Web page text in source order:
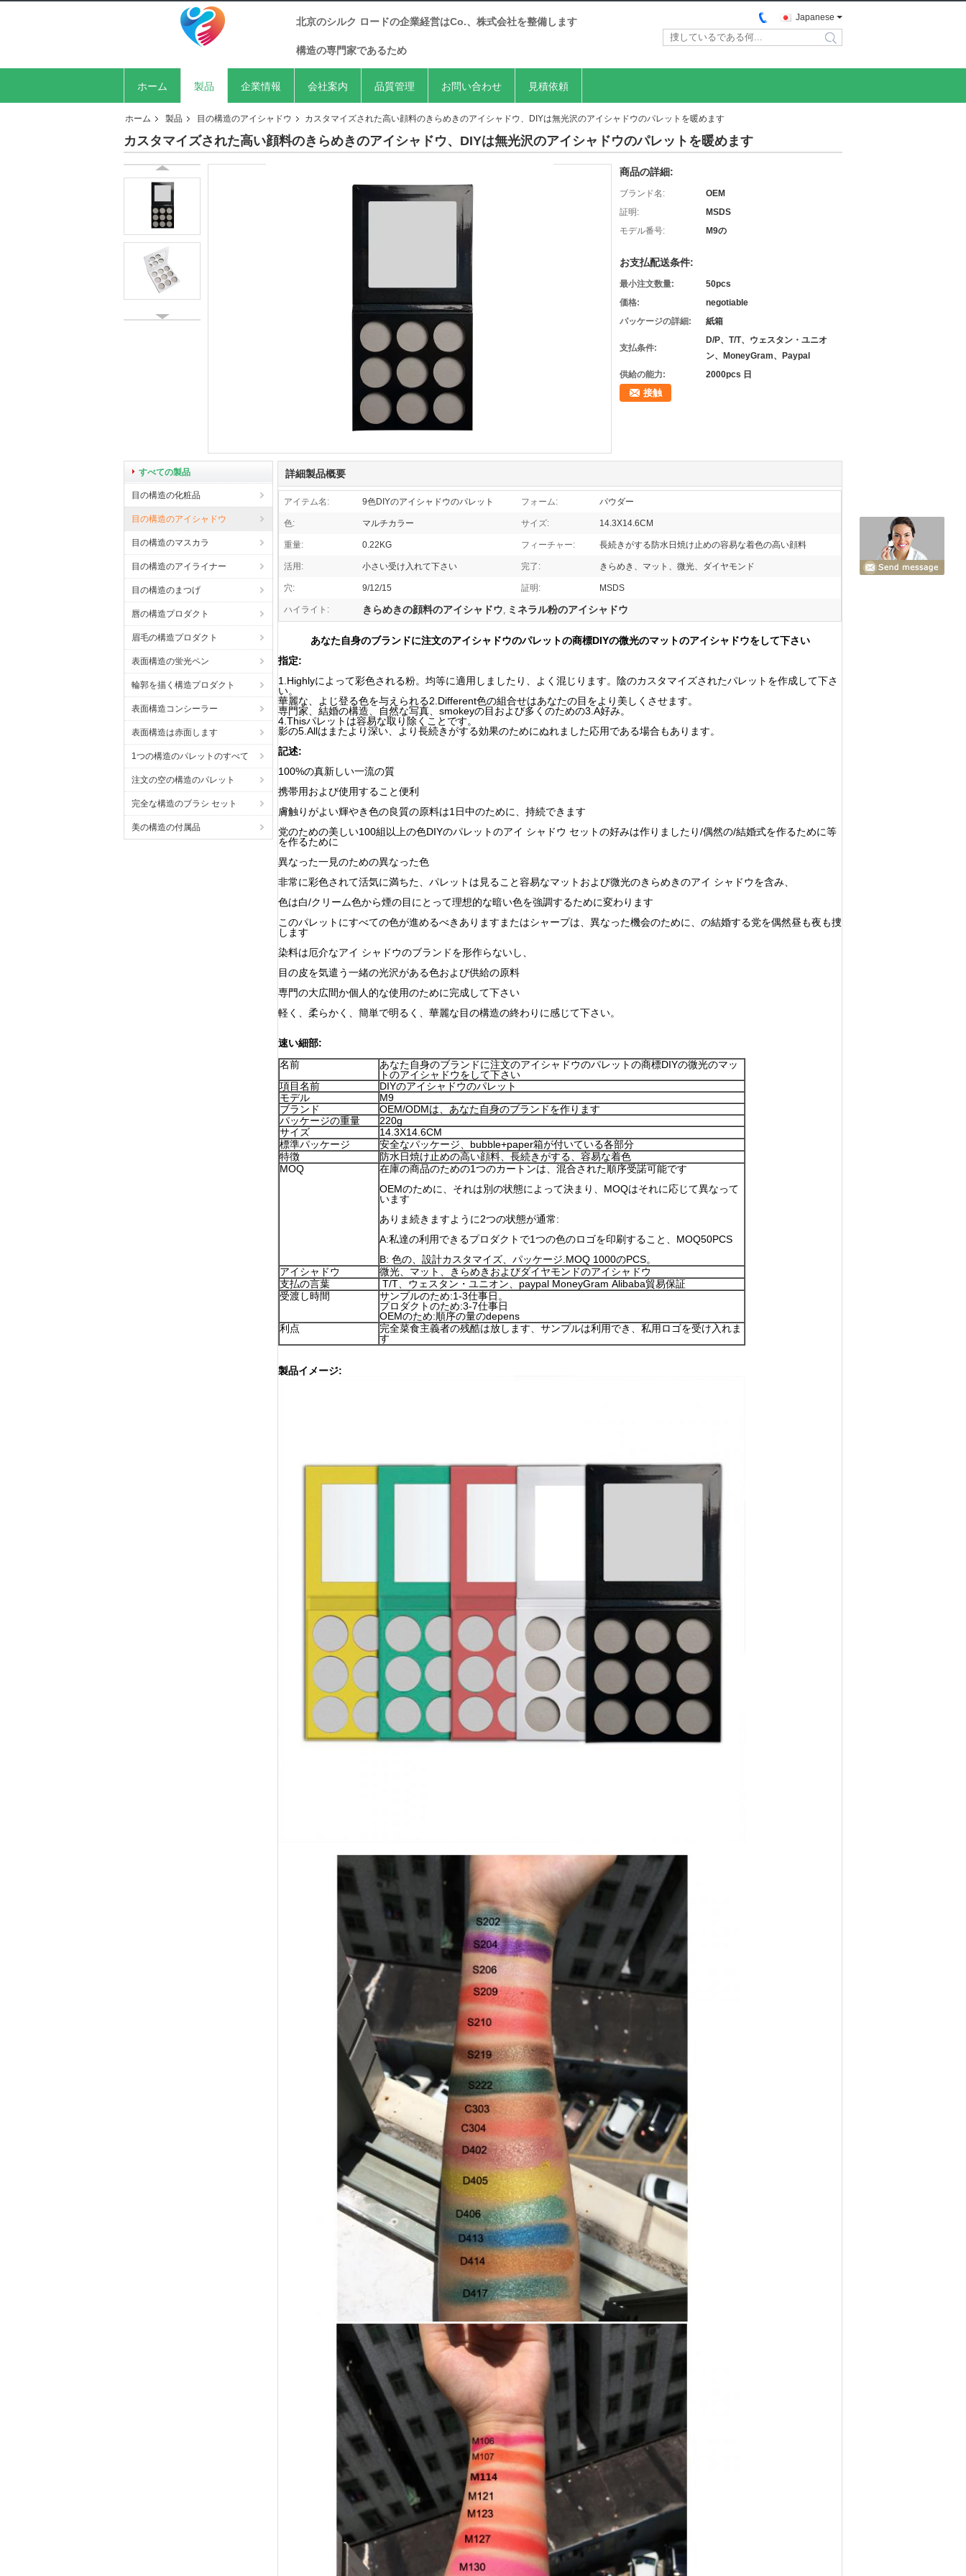
北京のシルク ロードの企業経営はCo.、株式会社を整備します
構造の専門家であるため
Japanese
search
ホーム 製品 企業情報 会社案内 品質管理 お問い合わせ 見積依頼
ホーム 製品 目の構造のアイシャドウ カスタマイズされた高い顔料のきらめきのアイシャドウ、DIYは無光沢のアイシャドウのパレットを暖めます
カスタマイズされた高い顔料のきらめきのアイシャドウ、DIYは無光沢のアイシャドウのパレットを暖めます
商品の詳細:
ブランド名:
OEM
証明:
MSDS
モデル番号:
M9の
お支払配送条件:
最小注文数量:
50pcs
価格:
negotiable
パッケージの詳細:
紙箱
支払条件:
D/P、T/T、ウェスタン・ユニオ
ン、MoneyGram、Paypal
供給の能力:
2000pcs 日
接触
すべての製品
目の構造の化粧品
目の構造のアイシャドウ
目の構造のマスカラ
目の構造のアイライナー
目の構造のまつげ
唇の構造プロダクト
眉毛の構造プロダクト
表面構造の蛍光ペン
輪郭を描く構造プロダクト
表面構造コンシーラー
表面構造は赤面します
1つの構造のパレットのすべて
注文の空の構造のパレット
完全な構造のブラシ セット
美の構造の付属品
詳細製品概要
アイテム名: 9色DIYのアイシャドウのパレット フォーム: パウダー
色: マルチカラー サイズ: 14.3X14.6CM
重量: 0.22KG フィーチャー: 長続きがする防水日焼け止めの容易な着色の高い顔料
活用: 小さい受け入れて下さい 完了: きらめき、マット、微光、ダイヤモンド
穴: 9/12/15 証明: MSDS
ハイライト: きらめきの顔料のアイシャドウ, ミネラル粉のアイシャドウ
あなた自身のブランドに注文のアイシャドウのパレットの商標DIYの微光のマットのアイシャドウをして下さい
指定:
1.Highlyによって彩色される粉。均等に適用しましたり、よく混じります。陰のカスタマイズされたパレットを作成して下さ
い。
華麗な、よじ登る色を与えられる2.Different色の組合せはあなたの目をより美しくさせます。
専門家、結婚の構造、自然な写真、smokeyの目および多くのための3.A好み。
4.Thisパレットは容易な取り除くことです。
影の5.Allはまたより深い、より長続きがする効果のためにぬれました応用である場合もあります。
記述:
100%の真新しい一流の質
携帯用および使用すること便利
膚触りがよい輝やき色の良質の原料は1日中のために、持続できます
党のための美しい100組以上の色DIYのパレットのアイ シャドウ セットの好みは作りましたり/偶然の/結婚式を作るために等
を作るために
異なった一見のための異なった色
非常に彩色されて活気に満ちた、パレットは見ること容易なマットおよび微光のきらめきのアイ シャドウを含み、
色は白/クリーム色から煙の目にとって理想的な暗い色を強調するために変わります
このパレットにすべての色が進めるべきありますまたはシャープは、異なった機会のために、の結婚する党を偶然昼も夜も捜
します
染料は厄介なアイ シャドウのブランドを形作らないし、
目の皮を気遣う一緒の光沢がある色および供給の原料
専門の大広間か個人的な使用のために完成して下さい
軽く、柔らかく、簡単で明るく、華麗な目の構造の終わりに感じて下さい。
速い細部:
名前
あなた自身のブランドに注文のアイシャドウのパレットの商標DIYの微光のマッ
トのアイシャドウをして下さい
項目名前
DIYのアイシャドウのパレット
モデル
M9
ブランド
OEM/ODMは、あなた自身のブランドを作ります
パッケージの重量
220g
サイズ
14.3X14.6CM
標準パッケージ
安全なパッケージ、bubble+paper箱が付いている各部分
特徴
防水日焼け止めの高い顔料、長続きがする、容易な着色
MOQ
在庫の商品のための1つのカートンは、混合された順序受諾可能です
OEMのために、それは別の状態によって決まり、MOQはそれに応じて異なって
います
ありま続きますように2つの状態が通常:
A:私達の利用できるプロダクトで1つの色のロゴを印刷すること、MOQ50PCS
B: 色の、設計カスタマイズ、パッケージ.MOQ 1000のPCS。
アイシャドウ
微光、マット、きらめきおよびダイヤモンドのアイシャドウ
支払の言葉
T/T、ウェスタン・ユニオン、paypal MoneyGram Alibaba貿易保証
受渡し時間
サンプルのため:1-3仕事日。
プロダクトのため:3-7仕事日
OEMのため:順序の量のdepens
利点
完全菜食主義者の残酷は放します、サンプルは利用でき、私用ロゴを受け入れま
す
製品イメージ: